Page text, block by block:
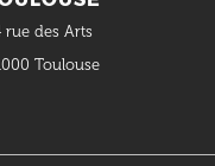
rue des Arts
Toulouse